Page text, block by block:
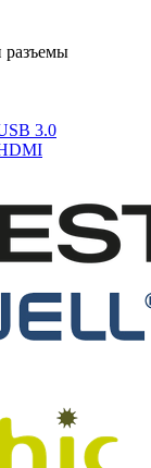
разъемы
3.0